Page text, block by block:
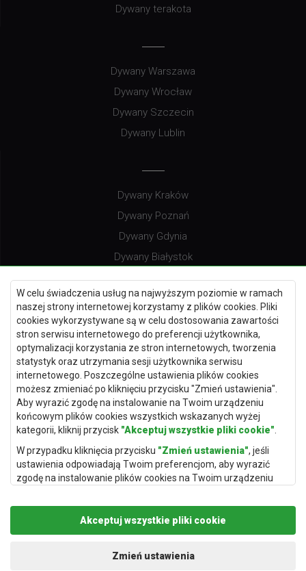
W celu świadczenia usług na najwyższym poziomie w ramach
naszej strony internetowej korzystamy z plików cookies. Pliki
cookies wykorzystywane są w celu dostosowania zawartości
stron serwisu internetowego do preferencji użytkownika,
optymalizacji korzystania ze stron internetowych, tworzenia
statystyk oraz utrzymania sesji użytkownika serwisu
internetowego. Poszczególne ustawienia plików cookies
możesz zmieniać po kliknięciu przycisku "Zmień ustawienia".
Aby wyrazić zgodę na instalowanie na Twoim urządzeniu
końcowym plików cookies wszystkich wskazanych wyżej
kategorii, kliknij przycisk "Akceptuj wszystkie pliki cookie"
W przypadku kliknięcia przycisku "Zmień ustawienia", jeśli
ustawienia odpowiadają Twoim preferencjom, aby wyrazić
zgodę na instalowanie plików cookies na Twoim urządzeniu
"Zapisz i zaakceptuj".
Podstawą przetwarzania danych osobowych, w zakresie w
administratora danych osobowych (Rugito Radosław Bartosik z
Akceptuj wszystkie pliki cookie
Zmień ustawienia
Dywany terakota
Dywany Warszawa
Dywany Wrocław
Dywany Szczecin
Dywany Lublin
Dywany Kraków
Dywany Poznań
Dywany Gdynia
Dywany Białystok
Dywany Kielce
Dywany Gdańsk
Dywany Toruń
Dywany Bydgoszcz
Dywany Katowice
Dywany Rzeszów
Dywany Częstochowa